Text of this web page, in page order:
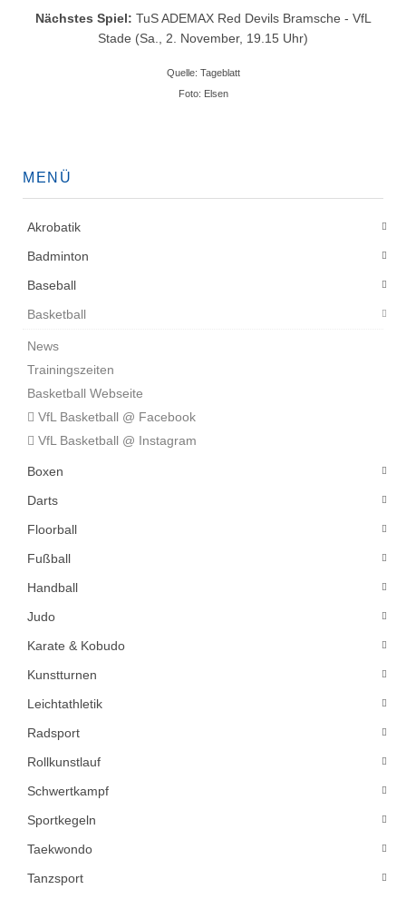
Nächstes Spiel: TuS ADEMAX Red Devils Bramsche - VfL
Stade (Sa., 2. November, 19.15 Uhr)
Quelle: Tageblatt
Foto: Elsen
MENÜ
Akrobatik
Badminton
Baseball
Basketball
News
Trainingszeiten
Basketball Webseite
VfL Basketball @ Facebook
VfL Basketball @ Instagram
Boxen
Darts
Floorball
Fußball
Handball
Judo
Karate & Kobudo
Kunstturnen
Leichtathletik
Radsport
Rollkunstlauf
Schwertkampf
Sportkegeln
Taekwondo
Tanzsport